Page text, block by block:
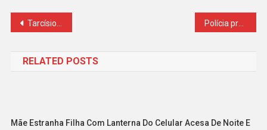
Navegação
Post
Tarcísio mantém cassação de aposentadoria de ex-auditor investigado
RELATED POSTS
Mãe Estranha Filha Com Lanterna Do Celular Acesa De Noite E